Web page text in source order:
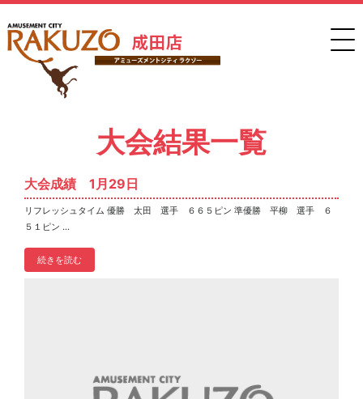
大会結果一覧
大会成績 1月29日
リフレッシュタイム 優勝 太田 選手 ６６５ピン 準優勝 平柳 選手 ６
５１ピン ...
続きを読む